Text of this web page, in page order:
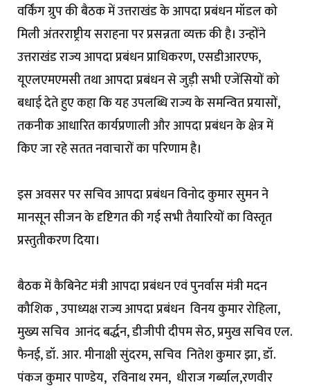
वर्किंग ग्रुप की बैठक में उत्तराखंड के आपदा प्रबंधन मॉडल को
मिली अंतरराष्ट्रीय सराहना पर प्रसन्नता व्यक्त की है। उन्होंने
उत्तराखंड राज्य आपदा प्रबंधन प्राधिकरण, एसडीआरएफ,
यूएलएमएमसी तथा आपदा प्रबंधन से जुड़ी सभी एजेंसियों को
बधाई देते हुए कहा कि यह उपलब्धि राज्य के समन्वित प्रयासों,
तकनीक आधारित कार्यप्रणाली और आपदा प्रबंधन के क्षेत्र में
किए जा रहे सतत नवाचारों का परिणाम है।
इस अवसर पर सचिव आपदा प्रबंधन विनोद कुमार सुमन ने
मानसून सीजन के दृष्टिगत की गई सभी तैयारियों का विस्तृत
प्रस्तुतीकरण दिया।
बैठक में कैबिनेट मंत्री आपदा प्रबंधन एवं पुनर्वास मंत्री मदन
कौशिक , उपाध्यक्ष राज्य आपदा प्रबंधन विनय कुमार रोहिला,
मुख्य सचिव आनंद बर्द्धन, डीजीपी दीपम सेठ, प्रमुख सचिव एल.
फैनई, डॉ. आर. मीनाक्षी सुंदरम, सचिव नितेश कुमार झा, डॉ.
पंकज कुमार पाण्डेय, रविनाथ रमन, धीराज गर्ब्याल,रणवीर